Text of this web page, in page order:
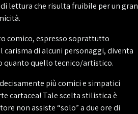
lettura che risulta fruibile per un gran
comico, espresso soprattutto
di alcuni personaggi, diventa
quello tecnico/artistico.
più comici e simpatici
cartacea! Tale scelta stilistica è
non assiste “solo” a due ore di